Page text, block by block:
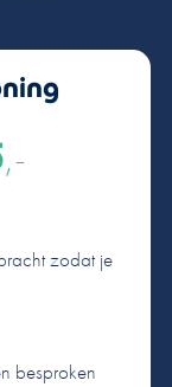
,-
zodat je
besproken